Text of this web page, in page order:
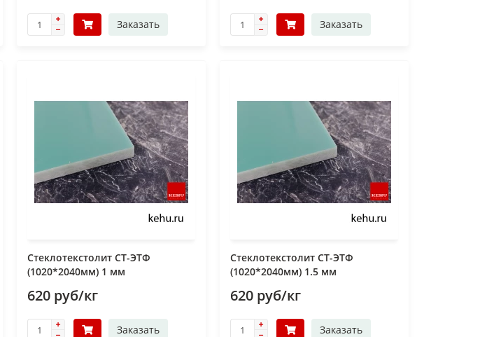
Заказать Заказать
Стеклотекстолит СТ-ЭТФ
(1020*2040мм) 1 мм
620 руб/кг
Заказать
Стеклотекстолит СТ-ЭТФ
(1020*2040мм) 1.5 мм
620 руб/кг
Заказать